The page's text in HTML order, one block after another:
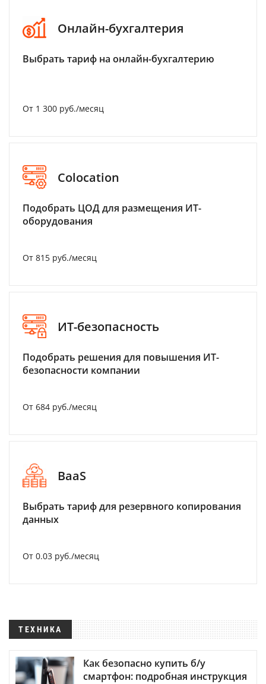
Онлайн-бухгалтерия
Выбрать тариф на онлайн-бухгалтерию
От 1 300 руб./месяц
Colocation
Подобрать ЦОД для размещения ИТ-
оборудования
От 815 руб./месяц
ИТ-безопасность
Подобрать решения для повышения ИТ-
безопасности компании
От 684 руб./месяц
BaaS
Выбрать тариф для резервного копирования
данных
От 0.03 руб./месяц
ТЕХНИКА
Как безопасно купить б/у
смартфон: подробная инструкция